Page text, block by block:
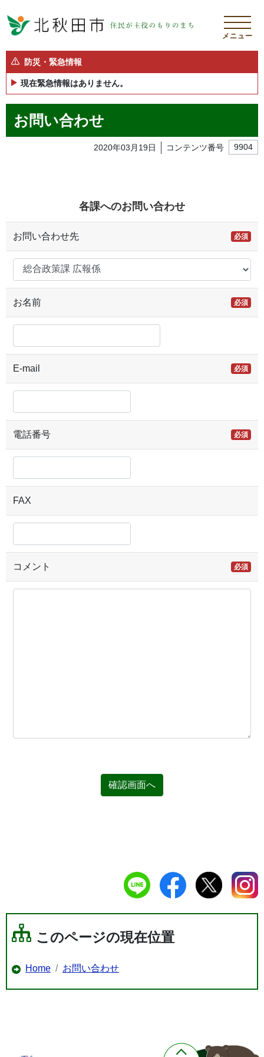
メニュー
防災・緊急情報
現在緊急情報はありません。
お問い合わせ
2020年03月19日 コンテンツ番号 9904
各課へのお問い合わせ
お問い合わせ先 必須
お名前 必須
E-mail 必須
電話番号 必須
FAX
コメント 必須
確認画面へ
このページの現在位置
Home お問い合わせ